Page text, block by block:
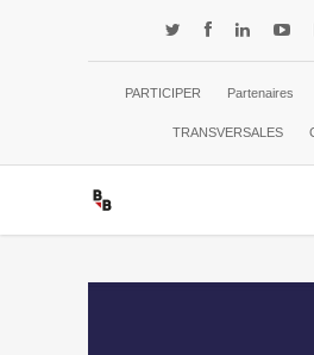
PARTICIPER Partenaires
TRANSVERSALES